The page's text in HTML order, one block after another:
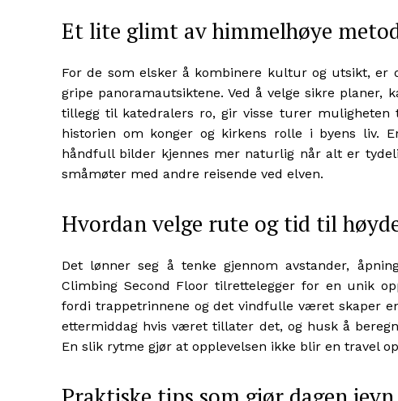
Et lite glimt av himmelhøye
For de som elsker å kombinere kultur og utsikt, er
gripe panoramautsiktene. Ved å velge sikre planer,
tillegg til katedralers ro, gir visse turer muligheten
historien om konger og kirkens rolle i byens liv.
håndfull bilder kjennes mer naturlig når alt er
småmøter med andre reisende ved elven.
Hvordan velge rute og tid til
Det lønner seg å tenke gjennom avstander,
Climbing Second Floor tilrettelegger for en unik
fordi trappetrinnene og det vindfulle været skaper
ettermiddag hvis været tillater det, og husk å
En slik rytme gjør at opplevelsen ikke blir en travel